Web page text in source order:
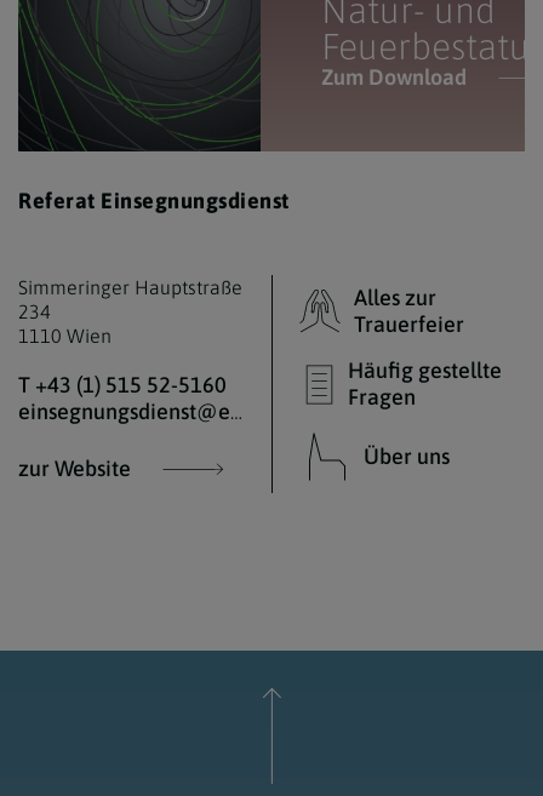
Natur- und
Zum Download
Referat Einsegnungsdienst
Simmeringer Hauptstraße
234
1110 Wien
T +43 (1) 515 52-5160
einsegnungsdienst@edw.or.at
zur Website
Alles zur
Trauerfeier
Häufig gestellte
Fragen
Über uns